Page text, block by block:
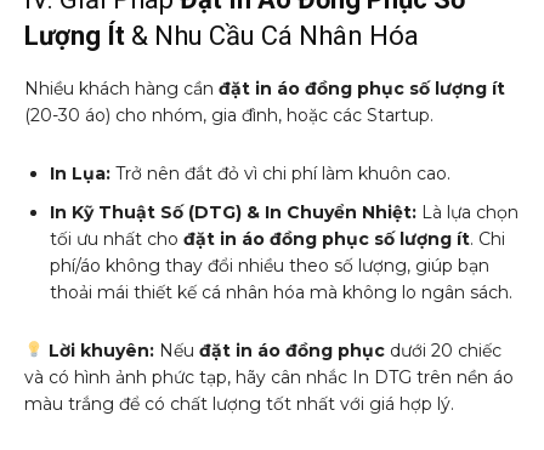
Lượng Ít & Nhu Cầu Cá Nhân Hóa
Nhiều khách hàng cần đặt in áo đồng phục số lượng ít
(20-30 áo) cho nhóm, gia đình, hoặc các Startup.
In Lụa: Trở nên đắt đỏ vì chi phí làm khuôn cao.
In Kỹ Thuật Số (DTG) & In Chuyển Nhiệt: Là lựa chọn
tối ưu nhất cho đặt in áo đồng phục số lượng ít. Chi
phí/áo không thay đổi nhiều theo số lượng, giúp bạn
thoải mái thiết kế cá nhân hóa mà không lo ngân sách.
Lời khuyên:Nếu đặt in áo đồng phụcdưới 20 chiếc
và có hình ảnh phức tạp, hãy cân nhắc In DTG trên nền áo
màu trắng để có chất lượng tốt nhất với giá hợp lý.